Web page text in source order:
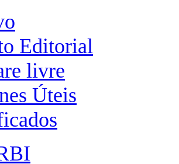
Editorial
livre
Úteis